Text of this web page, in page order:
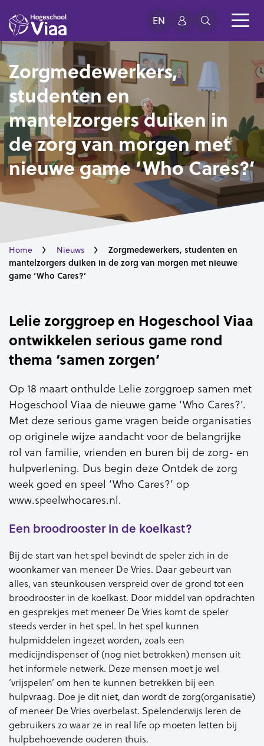
EN
Zorgmedewerkers,
studenten en
mantelzorgers duiken in
de zorg van morgen met
nieuwe game ‘Who Cares?’
Home Nieuws
Zorgmedewerkers, studenten en
mantelzorgers duiken in de zorg van morgen met nieuwe
game ‘Who Cares?’
Lelie zorggroep en Hogeschool Viaa
ontwikkelen serious game rond
thema ‘samen zorgen’
Op 18 maart onthulde Lelie zorggroep samen met
Hogeschool Viaa de nieuwe game ‘Who Cares?’.
Met deze serious game vragen beide organisaties
op originele wijze aandacht voor de belangrijke
rol van familie, vrienden en buren bij de zorg- en
hulpverlening. Dus begin deze Ontdek de zorg
week goed en speel ‘Who Cares?’ op
www.speelwhocares.nl.
Een broodrooster in de koelkast?
Bij de start van het spel bevindt de speler zich in de
woonkamer van meneer De Vries. Daar gebeurt van
alles, van steunkousen verspreid over de grond tot een
broodrooster in de koelkast. Door middel van opdrachten
en gesprekjes met meneer De Vries komt de speler
steeds verder in het spel. In het spel kunnen
hulpmiddelen ingezet worden, zoals een
medicijndispenser of (nog niet betrokken) mensen uit
het informele netwerk. Deze mensen moet je wel
‘vrijspelen’ om hen te kunnen betrekken bij een
hulpvraag. Doe je dit niet, dan wordt de zorg(organisatie)
of meneer De Vries overbelast. Spelenderwijs leren de
gebruikers zo waar ze in real life op moeten letten bij
hulpbehoevende ouderen thuis.